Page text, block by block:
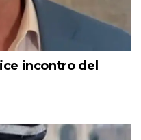
incontro del